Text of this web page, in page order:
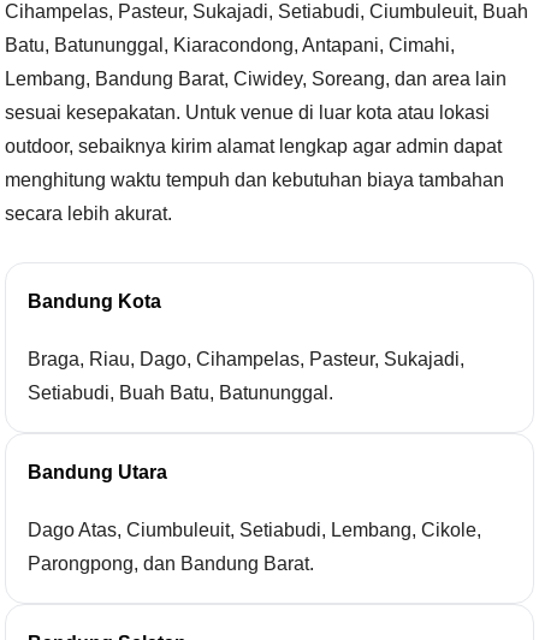
Cihampelas, Pasteur, Sukajadi, Setiabudi, Ciumbuleuit, Buah
Batu, Batununggal, Kiaracondong, Antapani, Cimahi,
Lembang, Bandung Barat, Ciwidey, Soreang, dan area lain
sesuai kesepakatan. Untuk venue di luar kota atau lokasi
outdoor, sebaiknya kirim alamat lengkap agar admin dapat
menghitung waktu tempuh dan kebutuhan biaya tambahan
secara lebih akurat.
Bandung Kota
Braga, Riau, Dago, Cihampelas, Pasteur, Sukajadi,
Setiabudi, Buah Batu, Batununggal.
Bandung Utara
Dago Atas, Ciumbuleuit, Setiabudi, Lembang, Cikole,
Parongpong, dan Bandung Barat.